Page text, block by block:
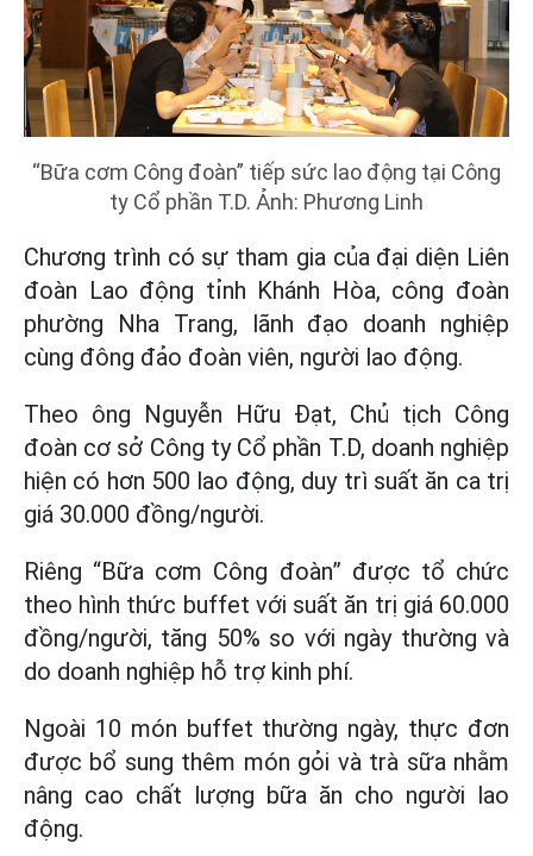
“Bữa cơm Công đoàn” tiếp sức lao động tại Công
ty Cổ phần T.D. Ảnh: Phương Linh
Chương trình có sự tham gia của đại diện Liên
đoàn Lao động tỉnh Khánh Hòa, công đoàn
phường Nha Trang, lãnh đạo doanh nghiệp
cùng đông đảo đoàn viên, người lao động.
Theo ông Nguyễn Hữu Đạt, Chủ tịch Công
đoàn cơ sở Công ty Cổ phần T.D, doanh nghiệp
hiện có hơn 500 lao động, duy trì suất ăn ca trị
giá 30.000 đồng/người.
Riêng “Bữa cơm Công đoàn” được tổ chức
theo hình thức buffet với suất ăn trị giá 60.000
đồng/người, tăng 50% so với ngày thường và
do doanh nghiệp hỗ trợ kinh phí.
Ngoài 10 món buffet thường ngày, thực đơn
được bổ sung thêm món gỏi và trà sữa nhằm
nâng cao chất lượng bữa ăn cho người lao
động.